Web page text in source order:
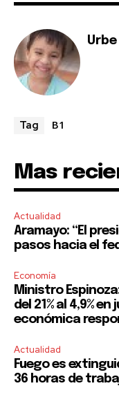
Urbe
Tag B1
Mas
Actualidad
Aramayo: “El
pasos hacia el
Economía
Ministro
del 21% al 4,9%
económica
Actualidad
Fuego es
36 horas de